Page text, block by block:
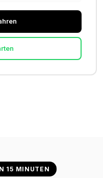
15 MINUTEN